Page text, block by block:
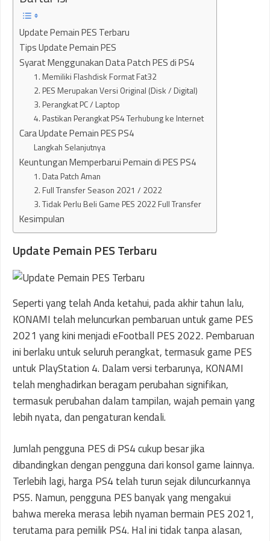
Update Pemain PES Terbaru
Tips Update Pemain PES
Syarat Menggunakan Data Patch PES di PS4
1. Memiliki Flashdisk Format Fat32
2. PES Merupakan Versi Original (Disk / Digital)
3. Perangkat PC / Laptop
4. Pastikan Perangkat PS4 Terhubung ke Internet
Cara Update Pemain PES PS4
Langkah Selanjutnya
Keuntungan Memperbarui Pemain di PES PS4
1. Data Patch Aman
2. Full Transfer Season 2021 / 2022
3. Tidak Perlu Beli Game PES 2022 Full Transfer
Kesimpulan
Update Pemain PES Terbaru
Seperti yang telah Anda ketahui, pada akhir tahun lalu,
KONAMI telah meluncurkan pembaruan untuk game PES
2021 yang kini menjadi eFootball PES 2022. Pembaruan
ini berlaku untuk seluruh perangkat, termasuk game PES
untuk PlayStation 4. Dalam versi terbarunya, KONAMI
telah menghadirkan beragam perubahan signifikan,
termasuk perubahan dalam tampilan, wajah pemain yang
lebih nyata, dan pengaturan kendali.
Jumlah pengguna PES di PS4 cukup besar jika
dibandingkan dengan pengguna dari konsol game lainnya.
Terlebih lagi, harga PS4 telah turun sejak diluncurkannya
PS5. Namun, pengguna PES banyak yang mengakui
bahwa mereka merasa lebih nyaman bermain PES 2021,
terutama para pemilik PS4. Hal ini tidak tanpa alasan,